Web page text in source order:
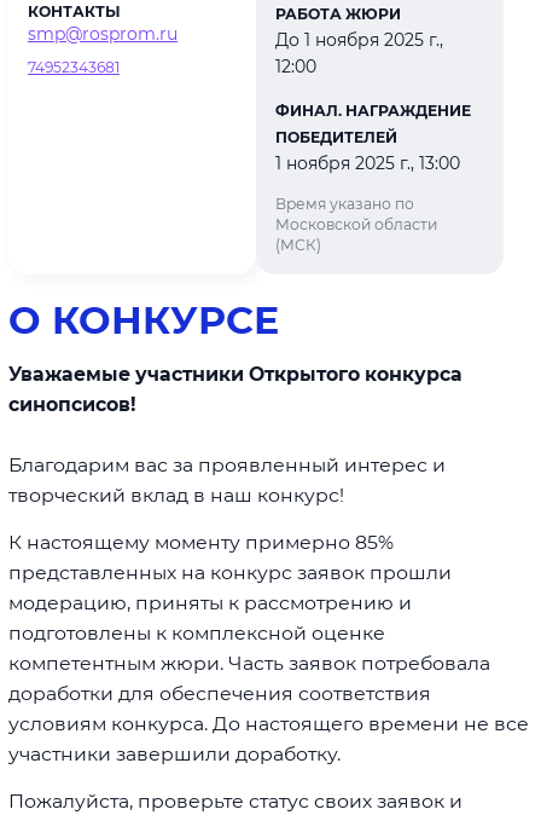
О КОНКУРСЕ
Уважаемые участники Открытого конкурса
синопсисов!
Благодарим вас за проявленный интерес и
творческий вклад в наш конкурс!
К настоящему моменту примерно 85%
представленных на конкурс заявок прошли
модерацию, приняты к рассмотрению и
подготовлены к комплексной оценке
компетентным жюри. Часть заявок потребовала
доработки для обеспечения соответствия
условиям конкурса. До настоящего времени не все
участники завершили доработку.
Пожалуйста, проверьте статус своих заявок и
КОНТАКТЫ
smp@rosprom.ru
74952343681
РАБОТА ЖЮРИ
До 1 ноября 2025 г.,
12:00
ФИНАЛ. НАГРАЖДЕНИЕ
ПОБЕДИТЕЛЕЙ
1 ноября 2025 г., 13:00
Время указано по
Московской области
(МСК)